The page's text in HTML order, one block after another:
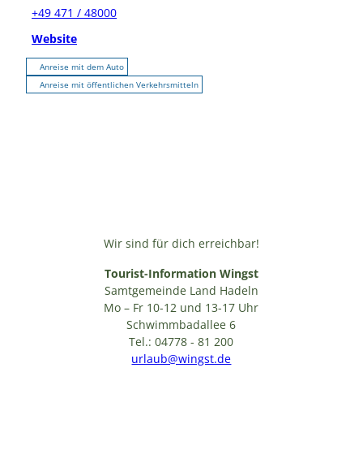
+49 471 / 48000
Website
Anreise mit dem Auto
Anreise mit öffentlichen Verkehrsmitteln
Wir sind für dich erreichbar!
Tourist-Information Wingst
Samtgemeinde Land Hadeln
Mo – Fr 10-12 und 13-17 Uhr
Schwimmbadallee 6
Tel.: 04778 - 81 200
urlaub@wingst.de